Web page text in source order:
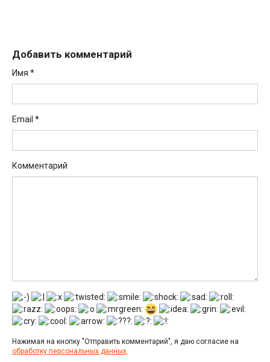
Добавить комментарий
Имя *
Email *
Комментарий
Нажимая на кнопку "Отправить комментарий", я даю согласие на
обработку персональных данных.